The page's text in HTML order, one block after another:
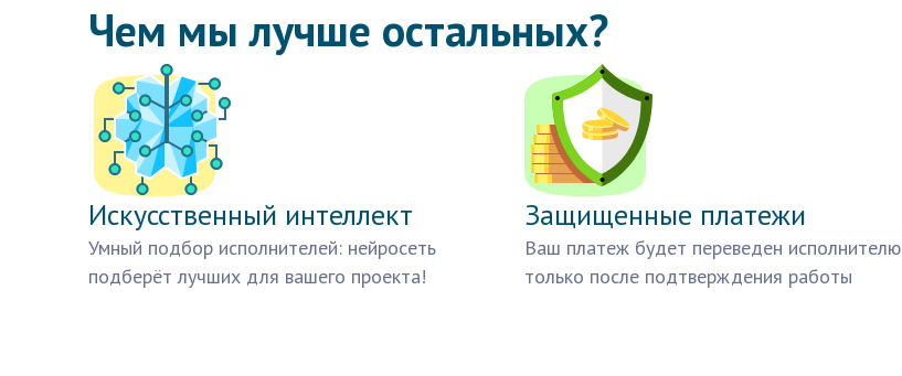
Чем мы лучше остальных?
Искусственный интеллект
Умный подбор исполнителей: нейросеть
подберёт лучших для вашего проекта!
Защищенные платежи
Ваш платеж будет переведен исполнителю
только после подтверждения работы